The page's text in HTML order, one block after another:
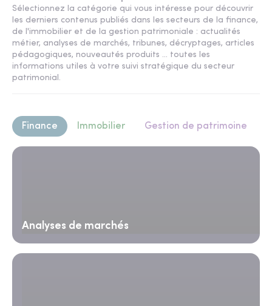
Sélectionnez la catégorie qui vous intéresse pour découvrir
les derniers contenus publiés dans les secteurs de la finance,
de l'immobilier et de la gestion patrimoniale : actualités
métier, analyses de marchés, tribunes, décryptages, articles
pédagogiques, nouveautés produits ... toutes les
informations utiles à votre suivi stratégique du secteur
patrimonial.
Finance Immobilier Gestion de patrimoine
Analyses de marchés